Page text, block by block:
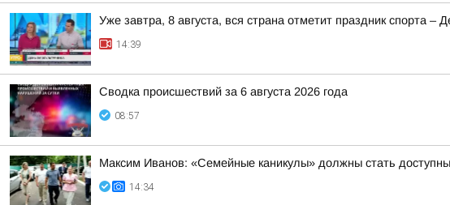
Уже завтра, 8 августа, вся страна отметит праздник спорта –
14:39
Сводка происшествий за 6 августа 2026 года
08:57
Максим Иванов: «Семейные каникулы» должны стать
14:34